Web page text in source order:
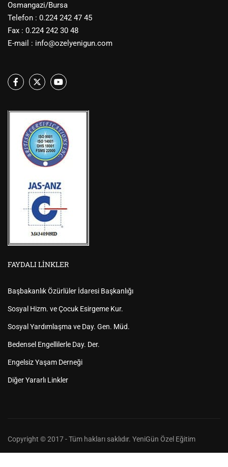
Osmangazi/Bursa
Telefon : 0.224 242 47 45
Fax : 0.224 242 30 48
E-mail : info@ozelyenigun.com
FAYDALI LINKLER
Başbakanlık Özürlüler İdaresi Başkanlığı
Sosyal Hizm. ve Çocuk Esirgeme Kur.
Sosyal Yardımlaşma ve Day. Gen. Müd.
Bedensel Engellilerle Day. Der.
Engelsiz Yaşam Derneği
Diğer Yararlı Linkler
Copyright © 2017 - Tüm hakları saklıdır. YeniGün Özel Eğitim